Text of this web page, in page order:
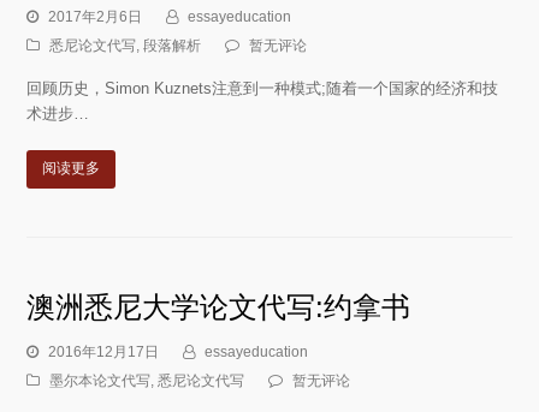
2017年2月6日
essayeducation
悉尼论文代写, 段落解析 暂无评论
回顾历史，Simon Kuznets注意到一种模式;随着一个国家的经济和技
术进步…
阅读更多
澳洲悉尼大学论文代写:约拿书
2016年12月17日
essayeducation
墨尔本论文代写, 悉尼论文代写 暂无评论